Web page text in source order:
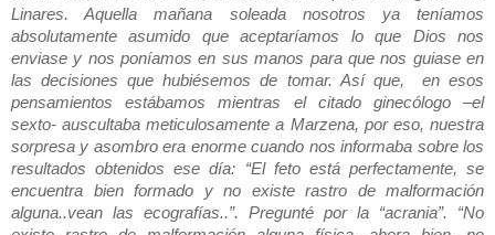
Linares. Aquella mañana soleada nosotros ya teníamos
absolutamente asumido que aceptaríamos lo que Dios nos
enviase y nos poníamos en sus manos para que nos guiase en
las decisiones que hubiésemos de tomar. Así que, en esos
pensamientos estábamos mientras el citado ginecólogo –el
sexto- auscultaba meticulosamente a Marzena, por eso, nuestra
sorpresa y asombro era enorme cuando nos informaba sobre los
resultados obtenidos ese día: “El feto está perfectamente, se
encuentra bien formado y no existe rastro de malformación
alguna..vean las ecografías..”. Pregunté por la “acrania”. “No